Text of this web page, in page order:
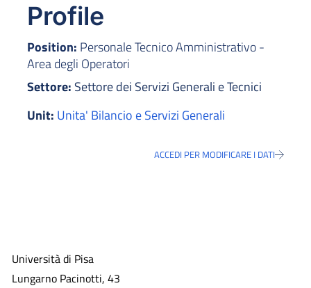
Profile
Position: Personale Tecnico Amministrativo -
Area degli Operatori
Settore: Settore dei Servizi Generali e Tecnici
Unit: Unita' Bilancio e Servizi Generali
ACCEDI PER MODIFICARE I DATI
Università di Pisa
Lungarno Pacinotti, 43